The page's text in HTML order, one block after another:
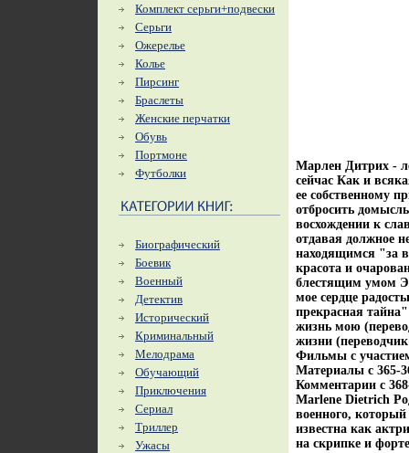
Комплект серьги+подвески
Серьги
Ожерелье
Колье
Пирсинг
Браслеты
Женские перчатки
Обувь
Портмоне
Футболки
Биографический
Боевик
Военный
Детектив
Исторический
Криминальный
Мелодрама
Обучающий
Приключения
Сериал
Триллер
Ужасы
Марлен Дитрих -
сейчас Как и
ее собственному
отбросить
восхождении к
отдавая должное
находящимся "за
красота и
блестящим умом
мое сердце
прекрасная
жизнь мою
жизни
Фильмы с
Материалы c 365-
Комментарии c
Marlene Dietrich
военного,
известна как
на скрипке и